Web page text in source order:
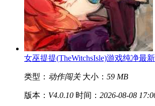
女巫提提(TheWitchsIsle)游戏纯净最
类型： 动作闯关 大小： 59 MB
版本： V4.0.10 时间： 2026-08-08